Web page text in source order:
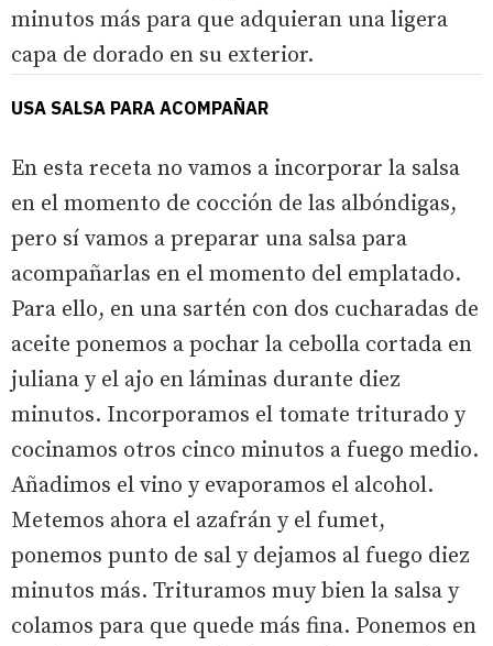
minutos más para que adquieran una ligera
capa de dorado en su exterior.
USA SALSA PARA ACOMPAÑAR
En esta receta no vamos a incorporar la salsa
en el momento de cocción de las albóndigas,
pero sí vamos a preparar una salsa para
acompañarlas en el momento del emplatado.
Para ello, en una sartén con dos cucharadas de
aceite ponemos a pochar la cebolla cortada en
juliana y el ajo en láminas durante diez
minutos. Incorporamos el tomate triturado y
cocinamos otros cinco minutos a fuego medio.
Añadimos el vino y evaporamos el alcohol.
Metemos ahora el azafrán y el fumet,
ponemos punto de sal y dejamos al fuego diez
minutos más. Trituramos muy bien la salsa y
colamos para que quede más fina. Ponemos en